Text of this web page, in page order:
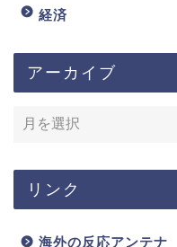
経済
アーカイブ
リンク
海外の反応アンテナ